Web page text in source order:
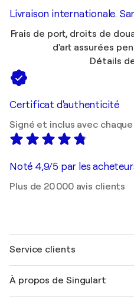
Livraison internationale.
Frais de port, droits de
d'art assurées
Détails
Certificat d'authenticité
Signé et inclus avec
Noté 4,9/5 par les
Plus de 20 000 avis clients
Service clients
Expédition
À propos de Singulart